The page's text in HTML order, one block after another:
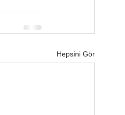
Hepsini Gör